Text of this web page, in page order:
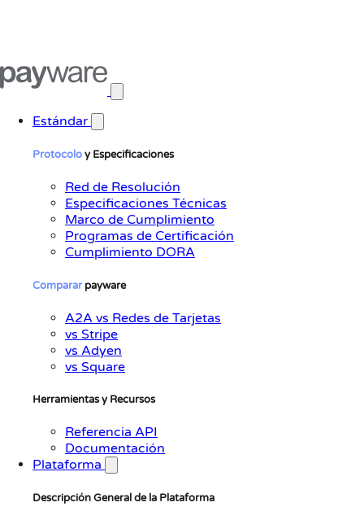
Estándar
Protocoloy Especificaciones
Red de Resolución
Especificaciones Técnicas
Marco de Cumplimiento
Programas de Certificación
Cumplimiento DORA
Compararpayware
A2A vs Redes de Tarjetas
vs Stripe
vs Adyen
vs Square
Herramientas y Recursos
Referencia API
Documentación
Plataforma
Descripción General de la Plataforma